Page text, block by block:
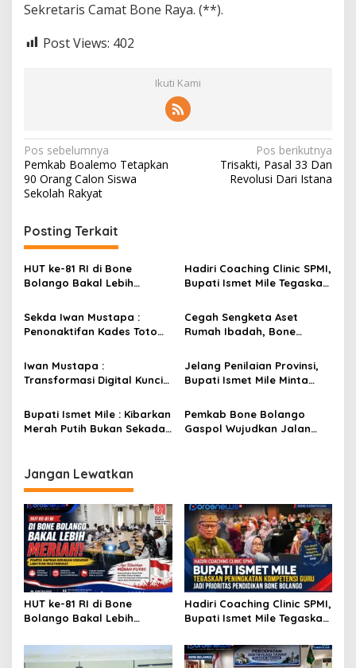
Sekretaris Camat Bone Raya. (**).
Post Views: 402
Ikuti Kami
N
a
v
i
g
a
s
i
p
s
Pos sebelumnya
Pemkab Boalemo Tetapkan
90 Orang Calon Siswa
Sekolah Rakyat
Pos berikutnya
Trisakti, Pasal 33 Dan
Revolusi Dari Istana
Posting Terkait
HUT ke-81 RI di Bone
Bolango Bakal Lebih
Beragam Kegiatan
Libatkan Masyarakat
Hadiri Coaching Clinic SPMI,
Bupati Ismet Mile Tegaskan
Guru Jadi Prioritas
Pendidikan Bone Bolango
Sekda Iwan Mustapa :
Penonaktifan Kades Toto
DPRD Nilai Keputusan
Pemda Tepat
Cegah Sengketa Aset
Rumah Ibadah, Bone
Isbat Wakaf dan Sertifikasi
Tanah
Iwan Mustapa :
Transformasi Digital Kunci
Masyarakat Hidup Bersih
dan Sehat
Jelang Penilaian Provinsi,
Bupati Ismet Mile Minta
Pelayanan Posyandu
Bupati Ismet Mile : Kibarkan
Merah Putih Bukan Sekadar
Pemkab Bone Bolango
Gaspol Wujudkan Jalan
Jangan Lewatkan
HUT ke-81 RI di Bone
Bolango Bakal Lebih
Beragam Kegiatan
Libatkan Masyarakat
Hadiri Coaching Clinic SPMI,
Bupati Ismet Mile Tegaskan
Guru Jadi Prioritas
Pendidikan Bone Bolango